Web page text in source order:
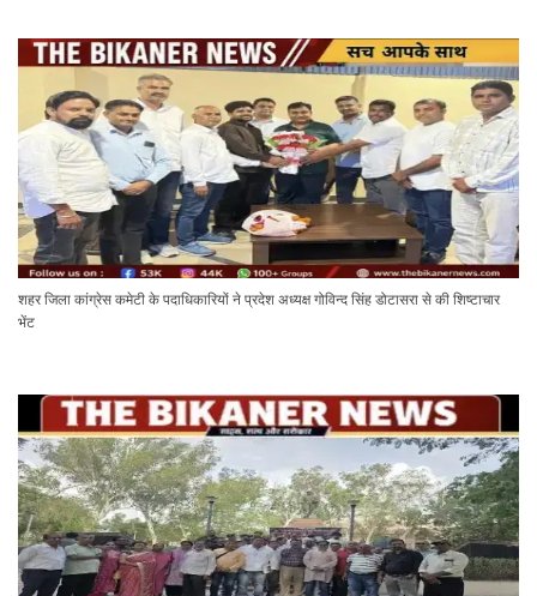
शहर जिला कांग्रेस कमेटी के पदाधिकारियों ने प्रदेश अध्यक्ष गोविन्द सिंह डोटासरा से की शिष्टाचार
भेंट